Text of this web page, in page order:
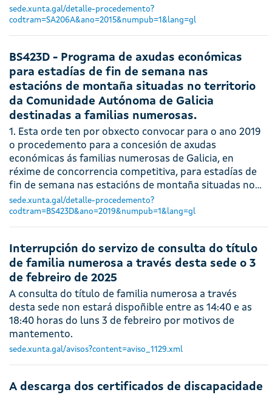
sede.xunta.gal/detalle-procedemento?
codtram=SA206A&ano=2015&numpub=1&lang=gl
BS423D - Programa de axudas económicas
para estadías de fin de semana nas
estacións de montaña situadas no territorio
da Comunidade Autónoma de Galicia
destinadas a familias numerosas.
1. Esta orde ten por obxecto convocar para o ano 2019
o procedemento para a concesión de axudas
económicas ás familias numerosas de Galicia, en
réxime de concorrencia competitiva, para estadías de
fin de semana nas estacións de montaña situadas no…
sede.xunta.gal/detalle-procedemento?
codtram=BS423D&ano=2019&numpub=1&lang=gl
Interrupción do servizo de consulta do título
de familia numerosa a través desta sede o 3
de febreiro de 2025
A consulta do título de familia numerosa a través
desta sede non estará dispoñible entre as 14:40 e as
18:40 horas do luns 3 de febreiro por motivos de
mantemento.
sede.xunta.gal/avisos?content=aviso_1129.xml
A descarga dos certificados de discapacidade